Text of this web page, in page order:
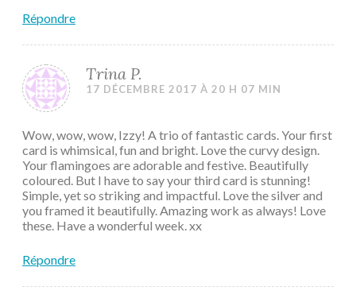
Répondre
Trina P.
17 DÉCEMBRE 2017 À 20 H 07 MIN
Wow, wow, wow, Izzy! A trio of fantastic cards. Your first
card is whimsical, fun and bright. Love the curvy design.
Your flamingoes are adorable and festive. Beautifully
coloured. But I have to say your third card is stunning!
Simple, yet so striking and impactful. Love the silver and
you framed it beautifully. Amazing work as always! Love
these. Have a wonderful week. xx
Répondre